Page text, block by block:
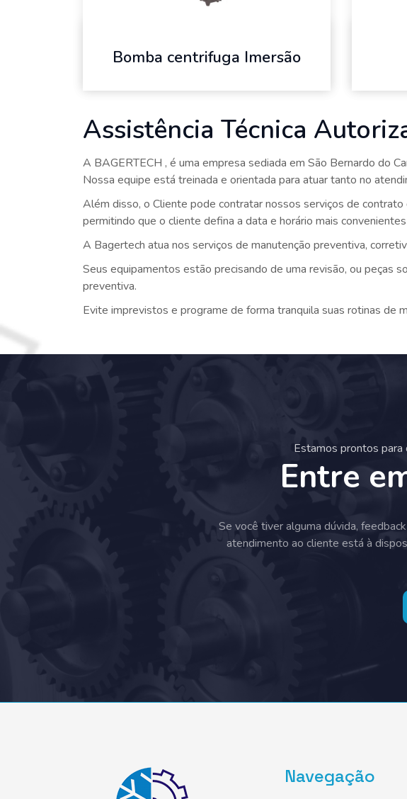
Bomba centrifuga Imersão
Assistência Técnica
A BAGERTECH , é uma empresa sediada em São Bernardo do
Nossa equipe está treinada e orientada para atuar tanto no
Além disso, o Cliente pode contratar nossos serviços de
permitindo que o cliente defina a data e horário mais
A Bagertech atua nos serviços de manutenção preventiva,
Seus equipamentos estão precisando de uma revisão, ou peças
preventiva.
Evite imprevistos e programe de forma tranquila suas rotinas de
Estamos prontos para
Entre
Se você tiver alguma dúvida,
atendimento ao cliente está à
Navegação